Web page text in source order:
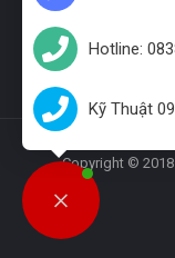
Copyright © 2018
Hotline:
Kỹ Thuật